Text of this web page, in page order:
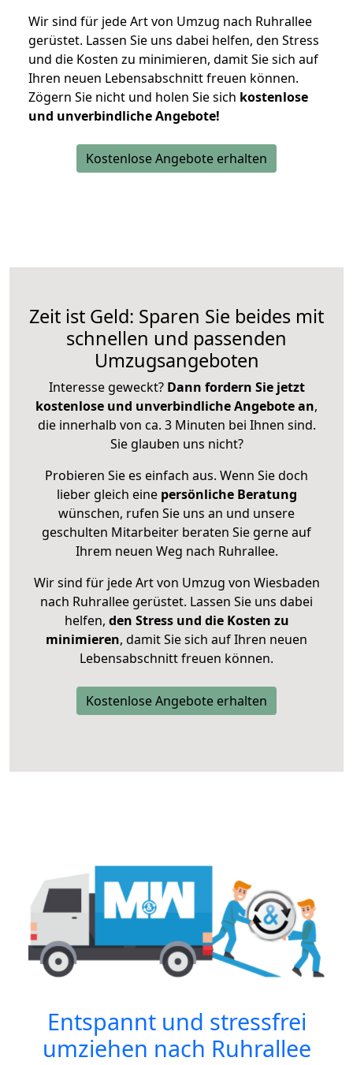
Wir sind für jede Art von Umzug nach Ruhrallee
gerüstet. Lassen Sie uns dabei helfen, den Stress
und die Kosten zu minimieren, damit Sie sich auf
Ihren neuen Lebensabschnitt freuen können.
Zögern Sie nicht und holen Sie sich kostenlose
und unverbindliche Angebote!
Kostenlose Angebote erhalten
Zeit ist Geld: Sparen Sie beides mit
schnellen und passenden
Umzugsangeboten
Interesse geweckt? Dann fordern Sie jetzt
kostenlose und unverbindliche Angebote an,
die innerhalb von ca. 3 Minuten bei Ihnen sind.
Sie glauben uns nicht?
Probieren Sie es einfach aus. Wenn Sie doch
lieber gleich eine persönliche Beratung
wünschen, rufen Sie uns an und unsere
geschulten Mitarbeiter beraten Sie gerne auf
Ihrem neuen Weg nach Ruhrallee.
Wir sind für jede Art von Umzug von Wiesbaden
nach Ruhrallee gerüstet. Lassen Sie uns dabei
helfen, den Stress und die Kosten zu
minimieren, damit Sie sich auf Ihren neuen
Lebensabschnitt freuen können.
Kostenlose Angebote erhalten
Entspannt und stressfrei
umziehen nach Ruhrallee